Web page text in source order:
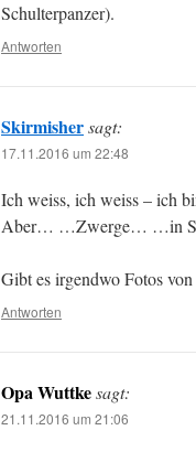
Schulterpanzer).
Antworten
Skirmishersagt:
17.11.2016 um 22:48
Ich weiss, ich weiss – ich
Aber… …Zwerge… …in
Gibt es irgendwo Fotos
Antworten
Opa Wuttkesagt:
21.11.2016 um 21:06